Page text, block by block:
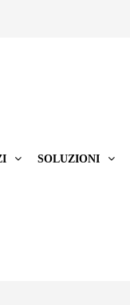
SOLUZIONI